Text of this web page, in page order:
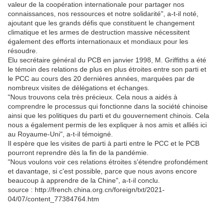
valeur de la coopération internationale pour partager nos
connaissances, nos ressources et notre solidarité", a-t-il noté,
ajoutant que les grands défis que constituent le changement
climatique et les armes de destruction massive nécessitent
également des efforts internationaux et mondiaux pour les
résoudre.
Elu secrétaire général du PCB en janvier 1998, M. Griffiths a été
le témoin des relations de plus en plus étroites entre son parti et
le PCC au cours des 20 dernières années, marquées par de
nombreux visites de délégations et échanges.
"Nous trouvons cela très précieux. Cela nous a aidés à
comprendre le processus qui fonctionne dans la société chinoise
ainsi que les politiques du parti et du gouvernement chinois. Cela
nous a également permis de les expliquer à nos amis et alliés ici
au Royaume-Uni", a-t-il témoigné.
Il espère que les visites de parti à parti entre le PCC et le PCB
pourront reprendre dès la fin de la pandémie.
"Nous voulons voir ces relations étroites s'étendre profondément
et davantage, si c'est possible, parce que nous avons encore
beaucoup à apprendre de la Chine", a-t-il conclu.
source : http://french.china.org.cn/foreign/txt/2021-
04/07/content_77384764.htm